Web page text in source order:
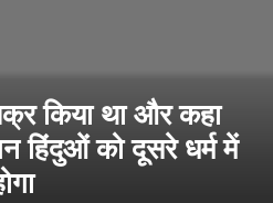
किया था और कहा
हिंदुओं को दूसरे धर्म में